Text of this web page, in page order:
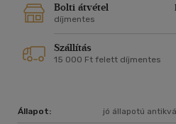
Bolti átvétel
díjmentes
Szállítás
15 000 Ft felett díjmentes
Állapot: jó állapotú